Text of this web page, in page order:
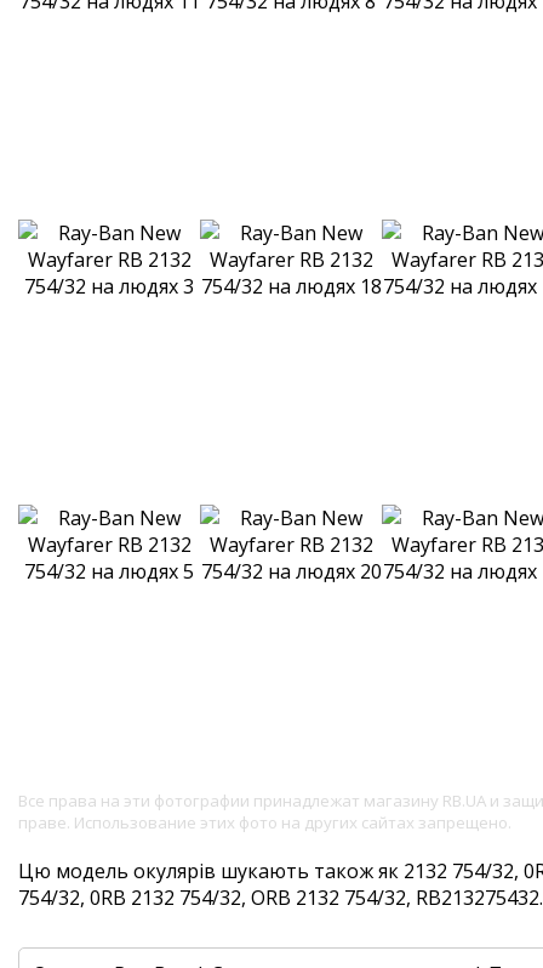
Все права на эти фотографии принадлежат магазину RB.UA и
праве. Использование этих фото на других сайтах запрещено.
Цю модель окулярів шукають також як 2132 754/32,
754/32, 0RB 2132 754/32, ORB 2132 754/32,